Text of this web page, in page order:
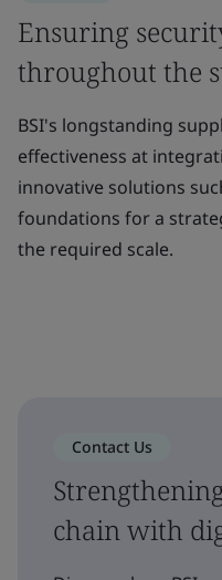
Ensuring
throughout the
BSI's longstanding
effectiveness at
innovative solutions
foundations for a
the required scale.
Contact Us
chain with